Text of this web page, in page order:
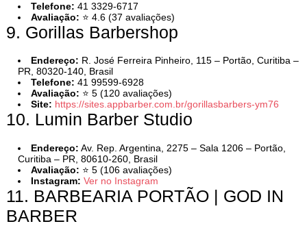
Telefone: 41 3329-6717
Avaliação: ⭐ 4.6 (37 avaliações)
9. Gorillas Barbershop
Endereço: R. José Ferreira Pinheiro, 115 – Portão, Curitiba –
PR, 80320-140, Brasil
Telefone: 41 99599-6928
Avaliação: ⭐ 5 (120 avaliações)
Site: https://sites.appbarber.com.br/gorillasbarbers-ym76
10. Lumin Barber Studio
Endereço: Av. Rep. Argentina, 2275 – Sala 1206 – Portão,
Curitiba – PR, 80610-260, Brasil
Avaliação: ⭐ 5 (106 avaliações)
Instagram: Ver no Instagram
11. BARBEARIA PORTÃO | GOD IN
BARBER